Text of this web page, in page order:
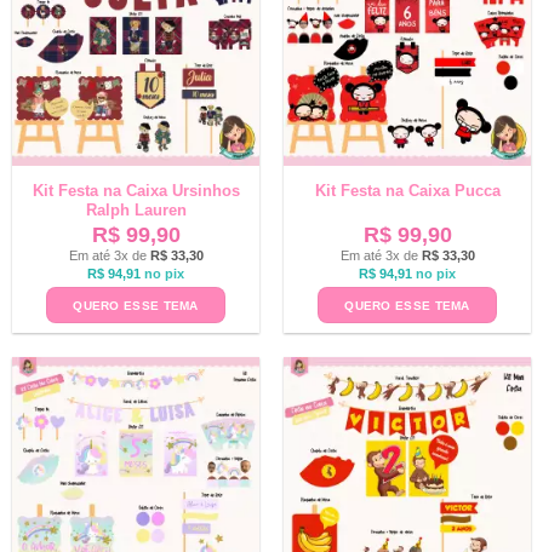
Kit Festa na Caixa Ursinhos
Ralph Lauren
R$99,90
Em até 3x de R$33,30
R$ 94,91 no pix
QUERO ESSE TEMA
Kit Festa na Caixa Pucca
R$99,90
Em até 3x de R$33,30
R$ 94,91 no pix
QUERO ESSE TEMA